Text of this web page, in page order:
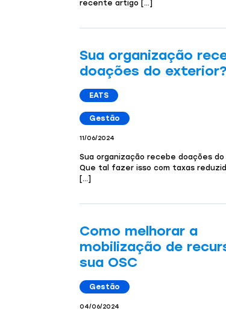
recente artigo […]
Sua organização
doações do exterior?
EATS
Gestão
11/06/2024
Sua organização recebe doações
Que tal fazer isso com taxas
[…]
Como melhorar a
mobilização de
sua OSC
Gestão
04/06/2024